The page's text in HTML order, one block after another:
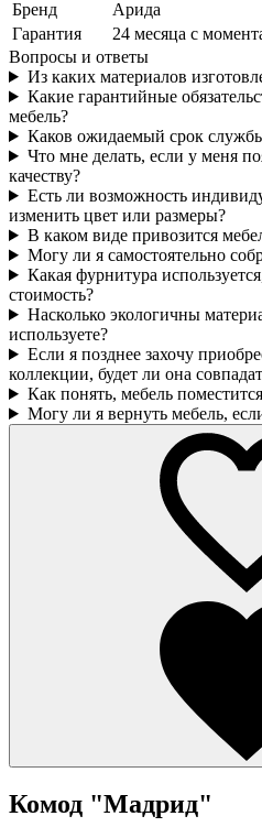
Бренд
Арида
Гарантия
24 месяца с
Вопросы и ответы
Из каких материалов
Какие гарантийные
мебель?
Каков ожидаемый срок
Что мне делать, если у меня
качеству?
Есть ли возможность
изменить цвет или размеры?
В каком виде привозится
Могу ли я самостоятельно
Какая фурнитура
стоимость?
Насколько экологичны
используете?
Если я позднее захочу
коллекции, будет ли она
Как понять, мебель
Могу ли я вернуть мебель,
Комод "Мадрид"